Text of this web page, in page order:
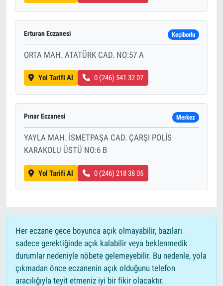
Erturan Eczanesi Keçiborlu
ORTA MAH. ATATÜRK CAD. NO:57 A
Yol Tarifi Al 0 (246) 541 32 07
Pınar Eczanesi Merkez
YAYLA MAH. İSMETPAŞA CAD. ÇARŞI POLİS
KARAKOLU ÜSTÜ NO:6 B
Yol Tarifi Al 0 (246) 218 38 05
Her eczane gece boyunca açık olmayabilir, bazıları
sadece gerektiğinde açık kalabilir veya beklenmedik
durumlar nedeniyle nöbete gelemeyebilir. Bu nedenle, yola
çıkmadan önce eczanenin açık olduğunu telefon
aracılığıyla teyit etmeniz iyi bir fikir olacaktır.